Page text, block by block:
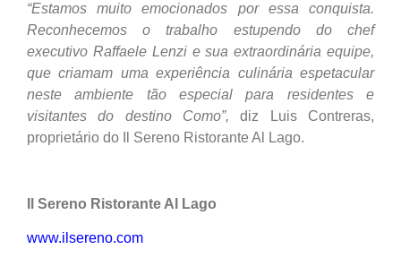
“Estamos muito emocionados por essa conquista.
Reconhecemos o trabalho estupendo do chef
executivo Raffaele Lenzi e sua extraordinária equipe,
que criamam uma experiência culinária espetacular
neste ambiente tão especial para residentes e
visitantes do destino Como”, diz Luis Contreras,
proprietário do Il Sereno Ristorante Al Lago.
Il Sereno Ristorante Al Lago
www.ilsereno.com